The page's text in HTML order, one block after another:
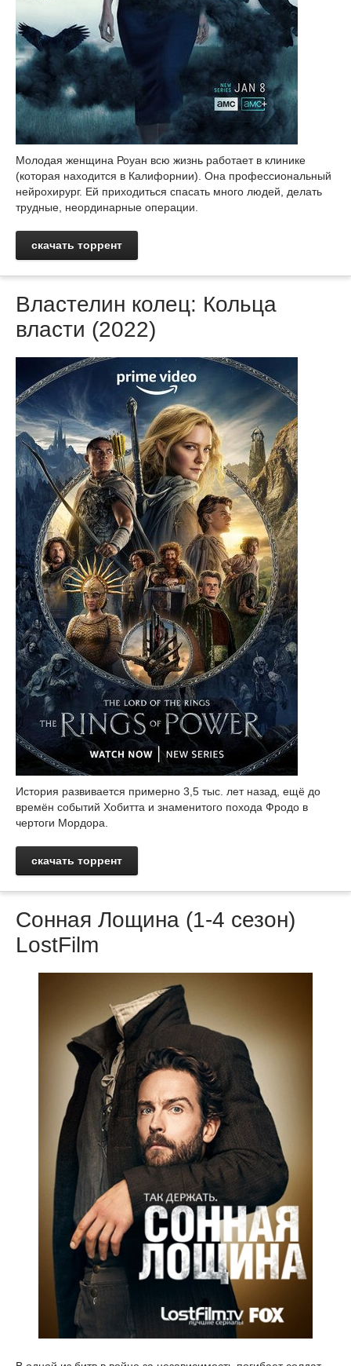
Молодая женщина Роуан всю жизнь работает в клинике
(которая находится в Калифорнии). Она профессиональный
нейрохирург. Ей приходиться спасать много людей, делать
трудные, неординарные операции.
скачать торрент
Властелин колец: Кольца
власти (2022)
История развивается примерно 3,5 тыс. лет назад, ещё до
времён событий Хобитта и знаменитого похода Фродо в
чертоги Мордора.
скачать торрент
Сонная Лощина (1-4 сезон)
LostFilm